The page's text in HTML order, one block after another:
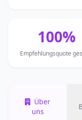
100%
Empfehlungsquote
Über
uns